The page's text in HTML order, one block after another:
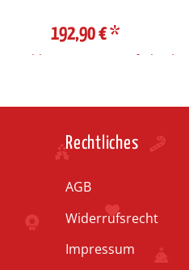
192,90 €*
Auswahl Steuerzone / Lieferland
Rechtliches
AGB
Widerrufsrecht
Impressum